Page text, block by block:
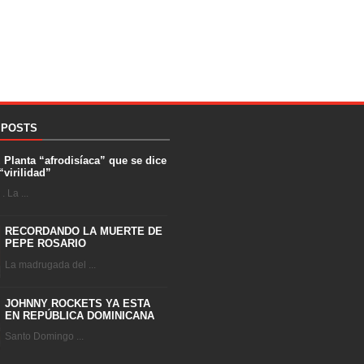
Planta “afrodisíaca” que se dice
La ...
RECORDANDO LA MUERTE DE
PEPE ROSARIO
La madrugada del ...
JOHNNY ROCKETS YA ESTA
EN REPÚBLICA DOMINICANA
Santo Domingo ...